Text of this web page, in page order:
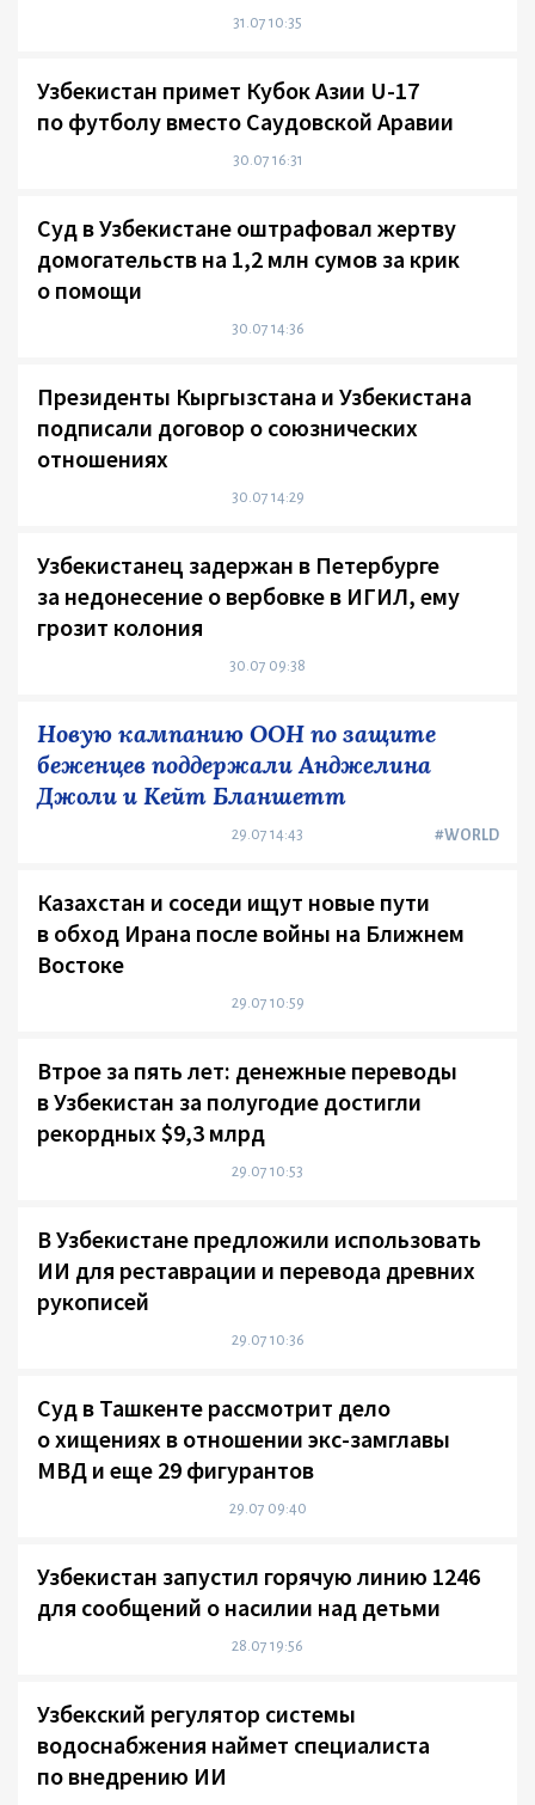
31.07 10:35
Узбекистан примет Кубок Азии U-17
по футболу вместо Саудовской Аравии
30.07 16:31
Суд в Узбекистане оштрафовал жертву
домогательств на 1,2 млн сумов за крик
о помощи
30.07 14:36
Президенты Кыргызстана и Узбекистана
подписали договор о союзнических
отношениях
30.07 14:29
Узбекистанец задержан в Петербурге
за недонесение о вербовке в ИГИЛ, ему
грозит колония
30.07 09:38
Новую кампанию ООН по защите
беженцев поддержали Анджелина
Джоли и Кейт Бланшетт
#WORLD
29.07 14:43
Казахстан и соседи ищут новые пути
в обход Ирана после войны на Ближнем
Востоке
29.07 10:59
Втрое за пять лет: денежные переводы
в Узбекистан за полугодие достигли
рекордных $9,3 млрд
29.07 10:53
В Узбекистане предложили использовать
ИИ для реставрации и перевода древних
рукописей
29.07 10:36
Суд в Ташкенте рассмотрит дело
о хищениях в отношении экс-замглавы
МВД и еще 29 фигурантов
29.07 09:40
Узбекистан запустил горячую линию 1246
для сообщений о насилии над детьми
28.07 19:56
Узбекский регулятор системы
водоснабжения наймет специалиста
по внедрению ИИ